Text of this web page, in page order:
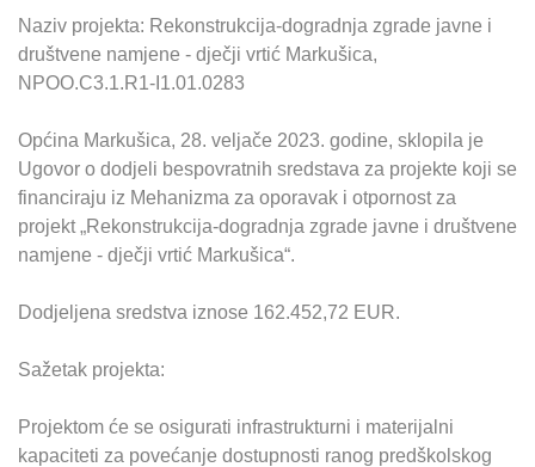
Naziv projekta: Rekonstrukcija-dogradnja zgrade javne i
društvene namjene - dječji vrtić Markušica,
NPOO.C3.1.R1-I1.01.0283
Općina Markušica, 28. veljače 2023. godine, sklopila je
Ugovor o dodjeli bespovratnih sredstava za projekte koji se
financiraju iz Mehanizma za oporavak i otpornost za
projekt „Rekonstrukcija-dogradnja zgrade javne i društvene
namjene - dječji vrtić Markušica“.
Dodjeljena sredstva iznose 162.452,72 EUR.
Sažetak projekta:
Projektom će se osigurati infrastrukturni i materijalni
kapaciteti za povećanje dostupnosti ranog predškolskog